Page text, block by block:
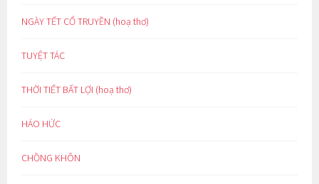
NGÀY TẾT CỔ TRUYỀN (hoạ thơ)
TUYỆT TÁC
THỜI TIẾT BẤT LỢI (hoạ thơ)
HÁO HỨC
CHỒNG KHÔN